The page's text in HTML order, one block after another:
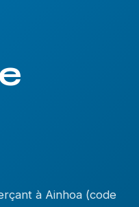
à Ainhoa (code